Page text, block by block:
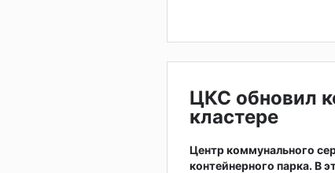
ЦКС обновил
кластере
Центр коммунального
контейнерного парка. В